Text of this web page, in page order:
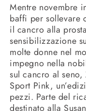
Mentre novembre
baffi per sollevare
il cancro alla
sensibilizzazione
molte donne nel
impegno nella
sul cancro al seno,
Sport Pink,
pezzi. Parte del
destinato alla